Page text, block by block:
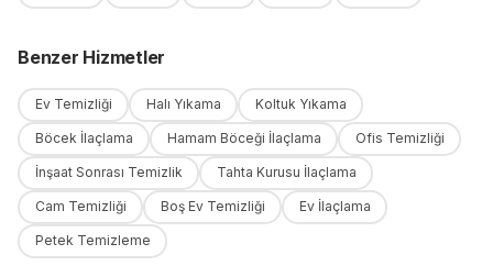
Benzer Hizmetler
Ev Temizliği Halı Yıkama Koltuk Yıkama
Böcek İlaçlama Hamam Böceği İlaçlama Ofis Temizliği
İnşaat Sonrası Temizlik Tahta Kurusu İlaçlama
Cam Temizliği Boş Ev Temizliği Ev İlaçlama
Petek Temizleme